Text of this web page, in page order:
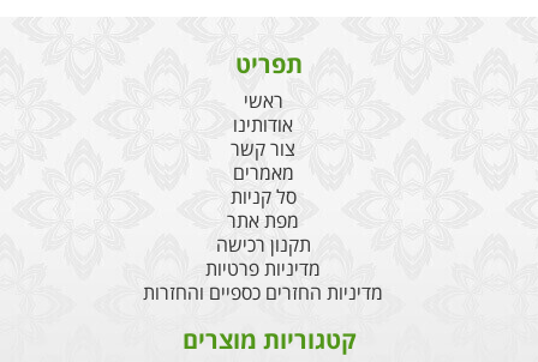
תפריט
ראשי
אודותינו
צור קשר
מאמרים
סל קניות
מפת אתר
תקנון רכישה
מדיניות פרטיות
מדיניות החזרים כספיים והחזרות
קטגוריות מוצרים